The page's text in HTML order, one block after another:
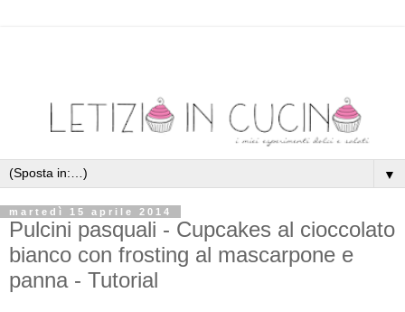
▼
martedì 15 aprile 2014
Pulcini pasquali - Cupcakes al cioccolato
bianco con frosting al mascarpone e
panna - Tutorial